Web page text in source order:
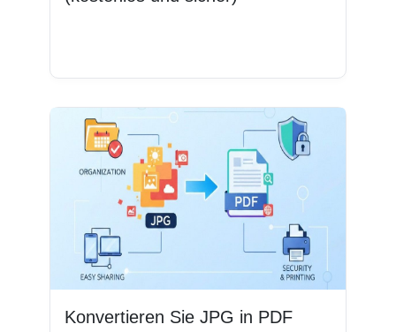
Konvertieren Sie JPG in PDF